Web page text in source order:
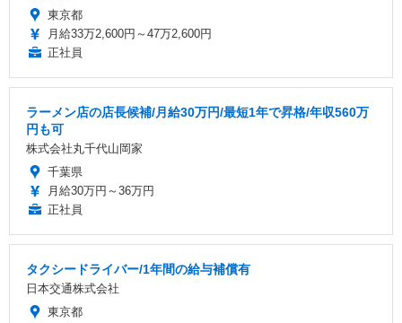
東京都
月給33万2,600円～47万2,600円
正社員
ラーメン店の店長候補/月給30万円/最短1年で昇格/年収560万
円も可
株式会社丸千代山岡家
千葉県
月給30万円～36万円
正社員
タクシードライバー/1年間の給与補償有
日本交通株式会社
東京都